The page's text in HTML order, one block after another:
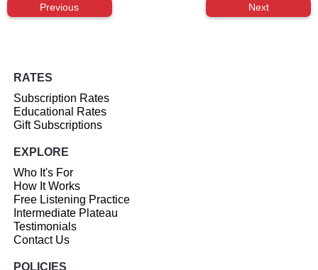
Previous Next
RATES
Subscription Rates
Educational Rates
Gift Subscriptions
EXPLORE
Who It's For
How It Works
Free Listening Practice
Intermediate Plateau
Testimonials
Contact Us
POLICIES